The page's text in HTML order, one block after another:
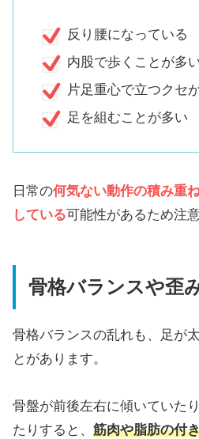
反り腰になっている
内股で歩くことが多
片足重心で立つクセ
足を組むことが多い
日常の何気ない動作の積み重
している可能性があるため注
骨格バランスや歪
骨格バランスの乱れも、足が
とがあります。
骨盤が前後左右に傾いていた
たりすると、 筋肉や脂肪の付